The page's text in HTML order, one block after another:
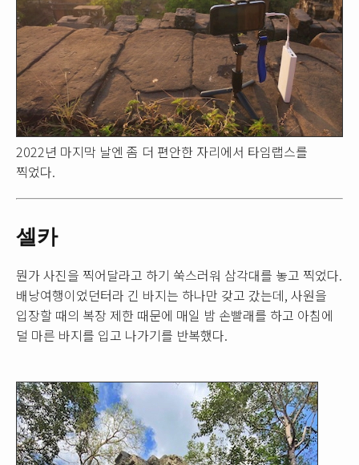
2022년 마지막 날엔 좀 더 편안한 자리에서 타임랩스를
찍었다.
셀카
뭔가 사진을 찍어달라고 하기 쑥스러워 삼각대를 놓고 찍었다.
배낭여행이었던터라 긴 바지는 하나만 갖고 갔는데, 사원을
입장할 때의 복장 제한 때문에 매일 밤 손빨래를 하고 아침에
덜 마른 바지를 입고 나가기를 반복했다.